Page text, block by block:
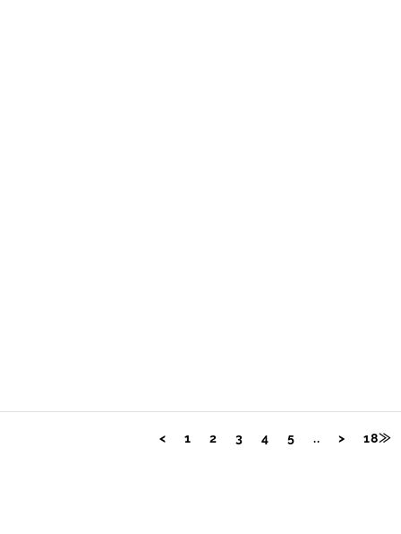
< 1 2 3 4 5 .. > 18≫